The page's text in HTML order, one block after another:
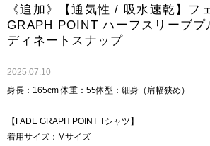
《追加》【通気性 / 吸水速乾】フ
GRAPH POINT ハーフスリーブプ
ディネートスナップ
2025.07.10
身長：165cm 体重：55体型：細身（肩幅狭め）
【FADE GRAPH POINT Tシャツ】
着用サイズ：Mサイズ